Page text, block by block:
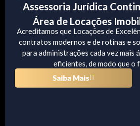
Assessoria Jurídica
Área de Locações
Acreditamos que Locações de
contratos modernos e de rotinas e
para administrações cada vez mais
eficientes, de modo que o
Saiba Mais